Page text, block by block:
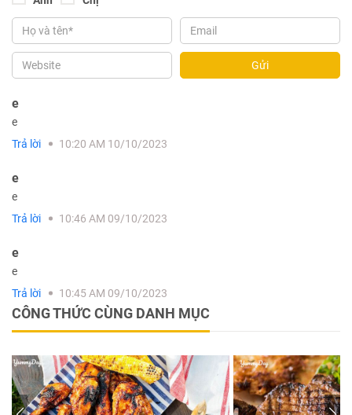
Gửi
e
e
Trả lời
10:20 AM 10/10/2023
e
e
Trả lời
10:46 AM 09/10/2023
e
e
Trả lời
10:45 AM 09/10/2023
CÔNG THỨC CÙNG DANH MỤC